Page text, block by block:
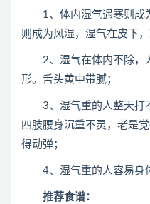
1、体内湿气遇寒则成
则成为风湿，湿气在皮下，
2、湿气在体内不除，
形。舌头黄中带腻；
3、湿气重的人整天打
四肢腰身沉重不灵，老是
得动弹；
4、湿气重的人容易身体
推荐食谱：